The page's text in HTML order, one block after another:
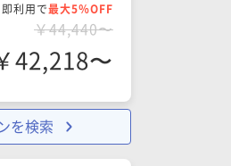
利用で最大5％OFF
￥44,440〜
42,218〜
を検索